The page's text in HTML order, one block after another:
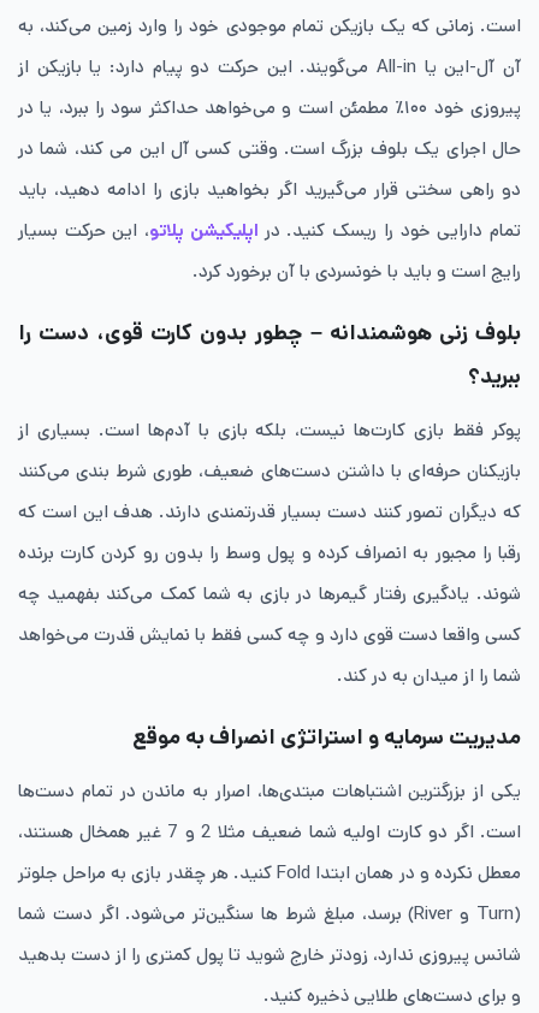
است. زمانی که یک بازیکن تمام موجودی خود را وارد زمین می‌کند، به
آن آل-این یا All-in می‌گویند. این حرکت دو پیام دارد: یا بازیکن از
پیروزی خود ۱۰۰٪ مطمئن است و می‌خواهد حداکثر سود را ببرد، یا در
حال اجرای یک بلوف بزرگ است. وقتی کسی آل این می کند، شما در
دو راهی سختی قرار می‌گیرید اگر بخواهید بازی را ادامه دهید، باید
تمام دارایی خود را ریسک کنید. در اپلیکیشن پلاتو، این حرکت بسیار
رایج است و باید با خونسردی با آن برخورد کرد.
بلوف زنی هوشمندانه – چطور بدون کارت قوی، دست را
ببرید؟
​پوکر فقط بازی کارت‌ها نیست، بلکه بازی با آدم‌ها است. بسیاری از
بازیکنان حرفه‌ای با داشتن دست‌های ضعیف، طوری شرط بندی می‌کنند
که دیگران تصور کنند دست بسیار قدرتمندی دارند. هدف این است که
رقبا را مجبور به انصراف کرده و پول وسط را بدون رو کردن کارت برنده
شوند. یادگیری رفتار گیمرها در بازی به شما کمک می‌کند بفهمید چه
کسی واقعا دست قوی دارد و چه کسی فقط با نمایش قدرت می‌خواهد
شما را از میدان به در کند.
​مدیریت سرمایه و استراتژی انصراف به‌ موقع
​یکی از بزرگترین اشتباهات مبتدی‌ها، اصرار به ماندن در تمام دست‌ها
است. اگر دو کارت اولیه شما ضعیف مثلا 2 و 7 غیر همخال هستند،
معطل نکرده و در همان ابتدا Fold کنید. هر چقدر بازی به مراحل جلوتر
(Turn و River) برسد، مبلغ شرط‌ ها سنگین‌تر می‌شود. اگر دست شما
شانس پیروزی ندارد، زودتر خارج شوید تا پول کمتری را از دست بدهید
و برای دست‌های طلایی ذخیره کنید.